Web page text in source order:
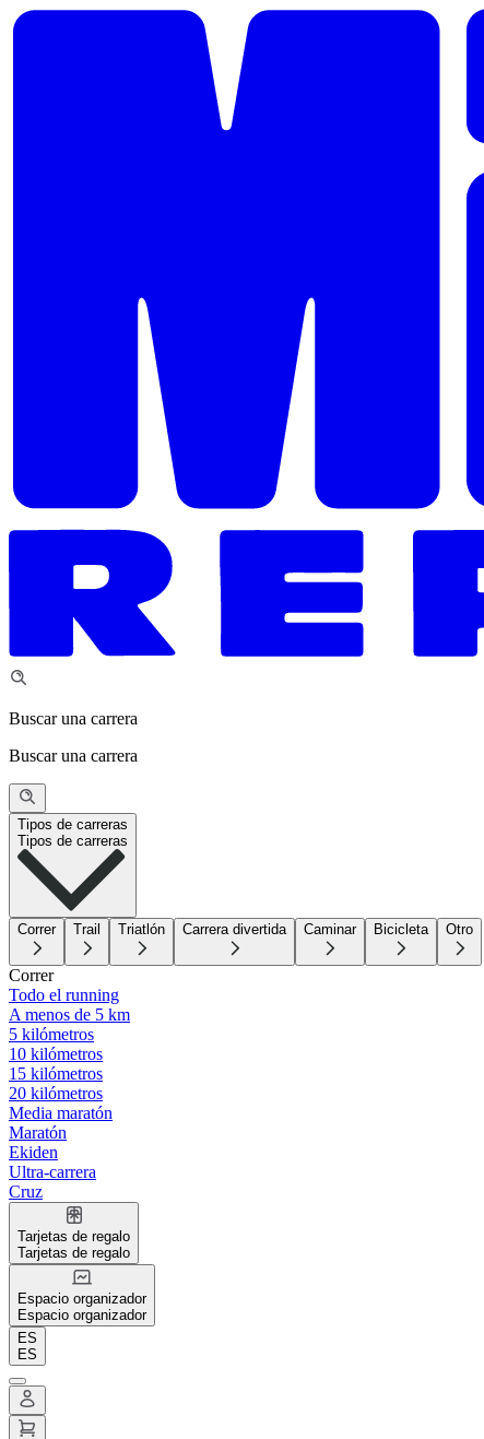
Buscar una carrera
Buscar una carrera
Tipos de carreras
Tipos de carreras
Correr Trail Triatlón Carrera divertida Caminar Bicicleta Otro
Correr
Todo el running
A menos de 5 km
5 kilómetros
10 kilómetros
15 kilómetros
20 kilómetros
Media maratón
Maratón
Ekiden
Ultra-carrera
Cruz
Tarjetas de regalo
Tarjetas de regalo
Espacio organizador
Espacio organizador
ES
ES